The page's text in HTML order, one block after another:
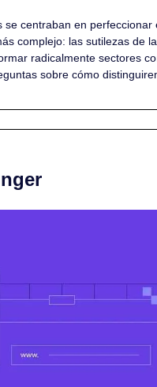
centraban en perfeccionar
complejo: las sutilezas de
radicalmente sectores
sobre cómo